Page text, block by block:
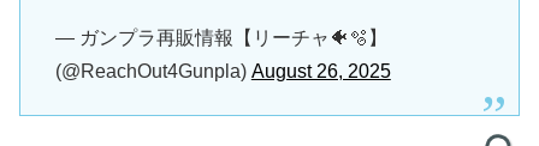
— ガンプラ再販情報【リーチャ🐠🫧】
(@ReachOut4Gunpla) August 26, 2025